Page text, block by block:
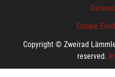
Cookie
Copyright © Zweirad
reserved.